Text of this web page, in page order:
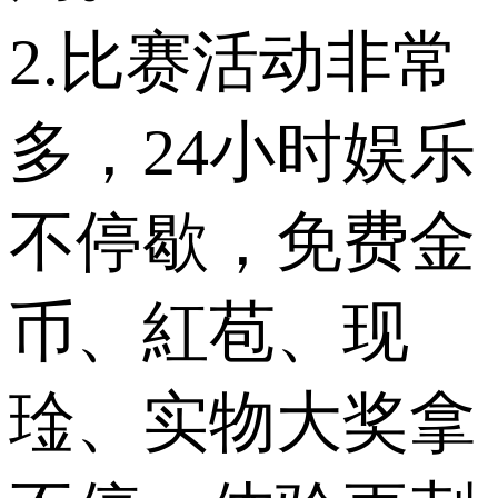
2.比赛活动非常
多，24小时娱乐
不停歇，免费金
币、紅苞、现
琻、实物大奖拿